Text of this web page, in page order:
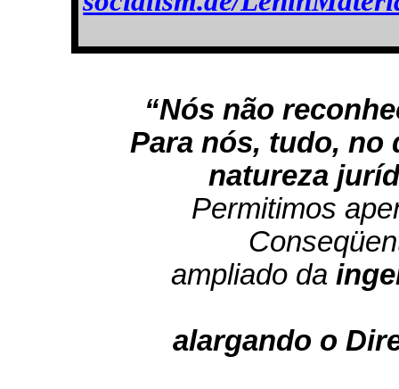
“Nós não
Para nós, tudo, no
natureza
Permitimos
ampliado da
alargando o